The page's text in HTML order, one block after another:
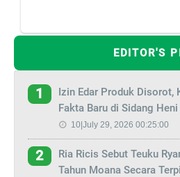
EDITOR'S
1
Izin Edar Produk Disorot,
Fakta Baru di Sidang Heni
10|July 29, 2026 00:25:00
2
Ria Ricis Sebut Teuku
Tahun Moana Secara